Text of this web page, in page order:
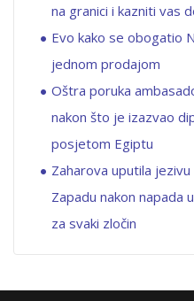
na granici i kazniti vas
Evo kako se obogatio
jednom prodajom
Oštra poruka
nakon što je izazvao
posjetom Egiptu
Zaharova uputila
Zapadu nakon napada
za svaki zločin